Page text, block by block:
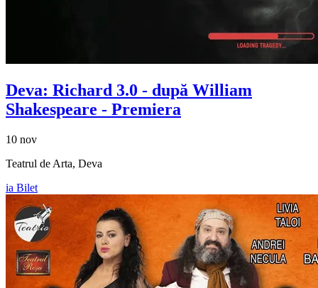
Deva: Richard 3.0 - după William
Shakespeare - Premiera
10 nov
Teatrul de Arta, Deva
ia Bilet